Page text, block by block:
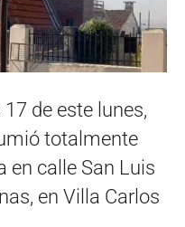
de este lunes,
totalmente
en calle San Luis
en Villa Carlos